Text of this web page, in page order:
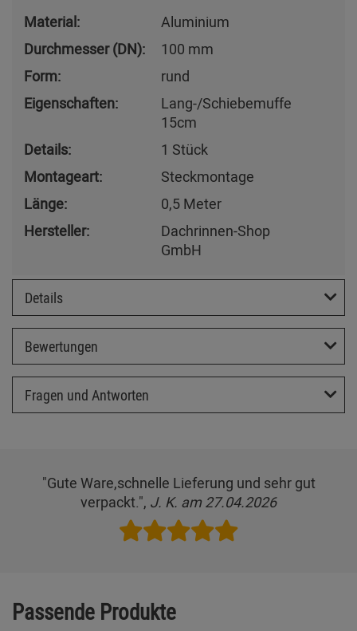
Material:
Aluminium
Durchmesser (DN):
100 mm
Form:
rund
Eigenschaften:
Lang-/Schiebemuffe
15cm
Details:
1 Stück
Montageart:
Steckmontage
Länge:
0,5 Meter
Hersteller:
Dachrinnen-Shop
GmbH
Details
Bewertungen
Fragen und Antworten
"Gute Ware,schnelle Lieferung und sehr gut
verpackt.", J. K. am 27.04.2026
Passende Produkte